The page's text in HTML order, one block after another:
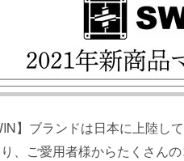
】ブランドは日本に上陸
、ご愛用者様からたくさん